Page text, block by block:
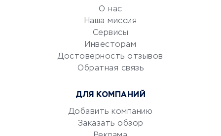
документооборот
Юридические компании
Аудиторские компании
Бухгалтерия онлайн
О нас
Наша миссия
Сервисы
Инвесторам
Достоверность отзывов
Обратная связь
ДЛЯ КОМПАНИЙ
Добавить компанию
Заказать обзор